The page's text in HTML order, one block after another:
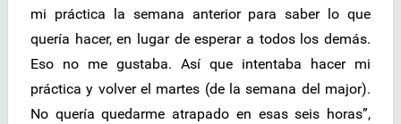
mi práctica la semana anterior para saber lo que
quería hacer, en lugar de esperar a todos los demás.
Eso no me gustaba. Así que intentaba hacer mi
práctica y volver el martes (de la semana del major).
No quería quedarme atrapado en esas seis horas”,